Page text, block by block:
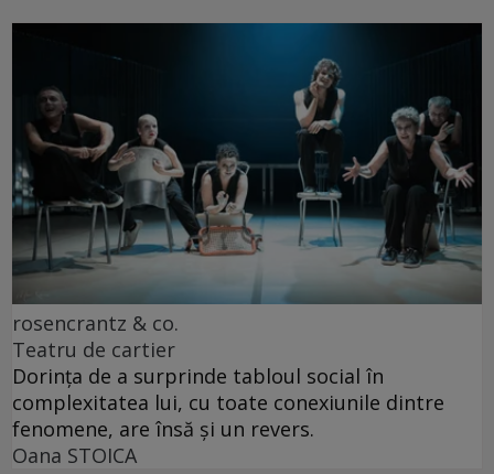
rosencrantz & co.
Teatru de cartier
Dorința de a surprinde tabloul social în
complexitatea lui, cu toate conexiunile dintre
fenomene, are însă și un revers.
Oana STOICA